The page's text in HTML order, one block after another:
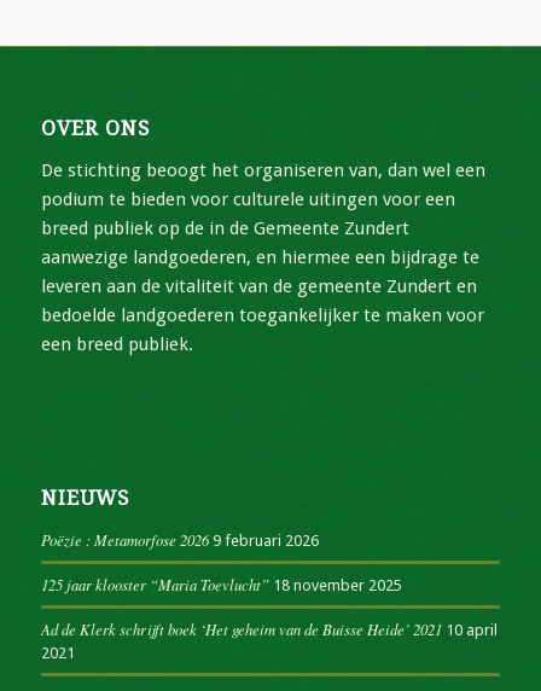
OVER ONS
De stichting beoogt het organiseren van, dan wel een
podium te bieden voor culturele uitingen voor een
breed publiek op de in de Gemeente Zundert
aanwezige landgoederen, en hiermee een bijdrage te
leveren aan de vitaliteit van de gemeente Zundert en
bedoelde landgoederen toegankelijker te maken voor
een breed publiek.
NIEUWS
Poëzie : Metamorfose 2026 9 februari 2026
125 jaar klooster “Maria Toevlucht” 18 november 2025
Ad de Klerk schrijft boek ‘Het geheim van de Buisse Heide’ 2021 10 april
2021